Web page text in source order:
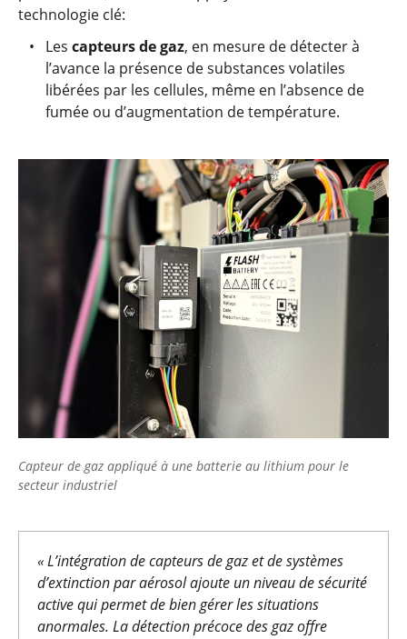
technologie clé:
Les capteurs de gaz, en mesure de détecter à
l’avance la présence de substances volatiles
libérées par les cellules, même en l’absence de
fumée ou d’augmentation de température.
Capteur de gaz appliqué à une batterie au lithium pour le
secteur industriel
« L’intégration de capteurs de gaz et de systèmes
d’extinction par aérosol ajoute un niveau de sécurité
active qui permet de bien gérer les situations
anormales. La détection précoce des gaz offre